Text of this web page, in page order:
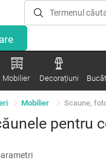
Mobilier Decorațiuni
Mobilier Scaune,
pentru